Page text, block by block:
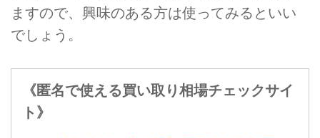
ますので、興味のある方は使ってみるといい
でしょう。
《匿名で使える買い取り相場チェックサイ
ト》